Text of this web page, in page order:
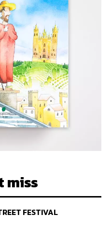
miss
FESTIVAL